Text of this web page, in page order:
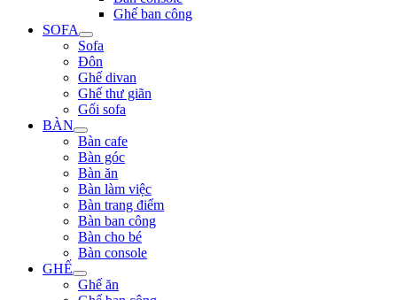
Ghế ban công
SOFA
Sofa
Đôn
Ghế divan
Ghế thư giãn
Gối sofa
BÀN
Bàn cafe
Bàn góc
Bàn ăn
Bàn làm việc
Bàn trang điểm
Bàn ban công
Bàn cho bé
Bàn console
GHẾ
Ghế ăn